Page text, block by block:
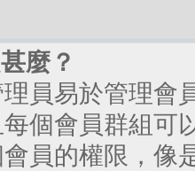
麼？
員易於管理會
個會員群組可
員的權限，像